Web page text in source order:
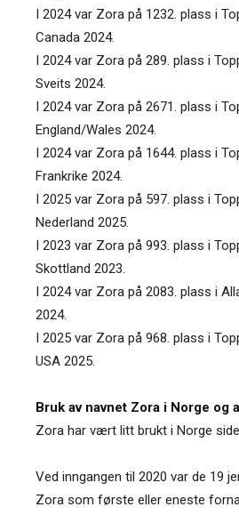
I 2024 var Zora på 1232. plass i
Canada 2024.
I 2024 var Zora på 289. plass i
Sveits 2024.
I 2024 var Zora på 2671. plass i
England/Wales 2024.
I 2024 var Zora på 1644. plass i
Frankrike 2024.
I 2025 var Zora på 597. plass i
Nederland 2025.
I 2023 var Zora på 993. plass i
Skottland 2023.
I 2024 var Zora på 2083. plass i
2024.
I 2025 var Zora på 968. plass i
USA 2025.
Bruk av navnet Zora i Norge og
Zora har vært litt brukt i Norge
Ved inngangen til 2020 var de 19
Zora som første eller eneste